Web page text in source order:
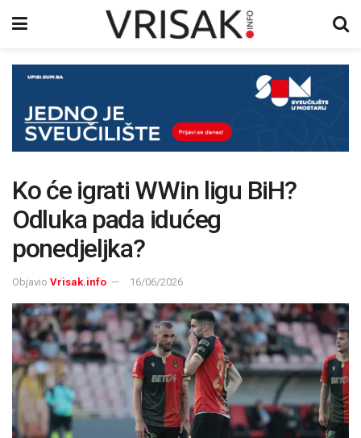
Ko će igrati WWin ligu BiH?
Odluka pada idućeg
ponedjeljka?
Objavio Vrisak.info 16/06/2026